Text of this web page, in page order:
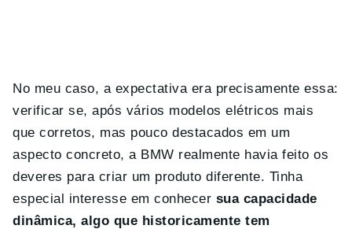
No meu caso, a expectativa era precisamente essa:
verificar se, após vários modelos elétricos mais
que corretos, mas pouco destacados em um
aspecto concreto, a BMW realmente havia feito os
deveres para criar um produto diferente. Tinha
especial interesse em conhecer sua capacidade
dinâmica, algo que historicamente tem